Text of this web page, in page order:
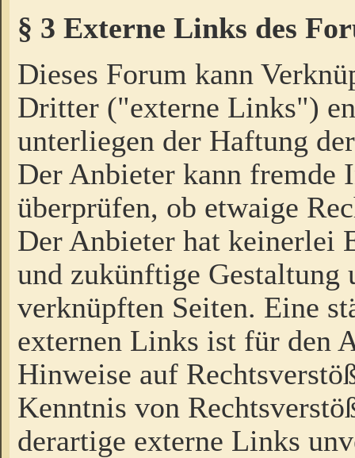
§ 3 Externe Links des
Dieses Forum kann
Dritter ("externe Links")
unterliegen der Haftung
Der Anbieter kann fremde
überprüfen, ob etwaige
Der Anbieter hat keinerlei
und zukünftige Gestaltung
verknüpften Seiten. Eine
externen Links ist für den
Hinweise auf
Kenntnis von
derartige externe Links